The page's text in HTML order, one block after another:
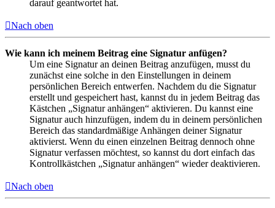
darauf geantwortet hat.
Nach oben
Wie kann ich meinem Beitrag eine Signatur anfügen?
Um eine Signatur an deinen Beitrag anzufügen, musst du
zunächst eine solche in den Einstellungen in deinem
persönlichen Bereich entwerfen. Nachdem du die Signatur
erstellt und gespeichert hast, kannst du in jedem Beitrag das
Kästchen „Signatur anhängen“ aktivieren. Du kannst eine
Signatur auch hinzufügen, indem du in deinem persönlichen
Bereich das standardmäßige Anhängen deiner Signatur
aktivierst. Wenn du einen einzelnen Beitrag dennoch ohne
Signatur verfassen möchtest, so kannst du dort einfach das
Kontrollkästchen „Signatur anhängen“ wieder deaktivieren.
Nach oben